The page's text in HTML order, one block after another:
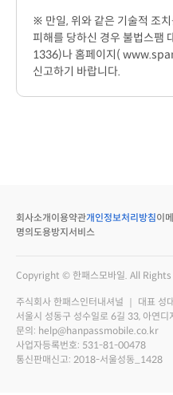
※ 만일, 위와 같은 기술적 조
피해를 당하신 경우 불법스팸
1336)나 홈페이지(
신고하기 바랍니다.
회사소개 이용약관개인정보처리방침이
명의도용방지서비스
Copyright © 한패스모바일. All
주식회사 한패스인터내셔널 ｜ 대표 성
서울시 성동구 성수일로 6길 33, 아연디
문의: help@hanpassmobile.co.kr
사업자등록번호: 531-81-00478
통신판매신고: 2018-서울성동_1428